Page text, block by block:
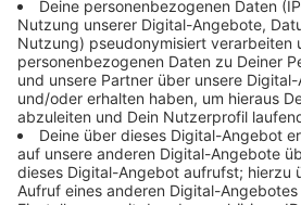
Mittelalterkurs mit Pauline (15:30-
Start: 2.06.21
Alter: 8-14 Jahre
Kosten: 5,- €Wie oft: 5 Sitzungen